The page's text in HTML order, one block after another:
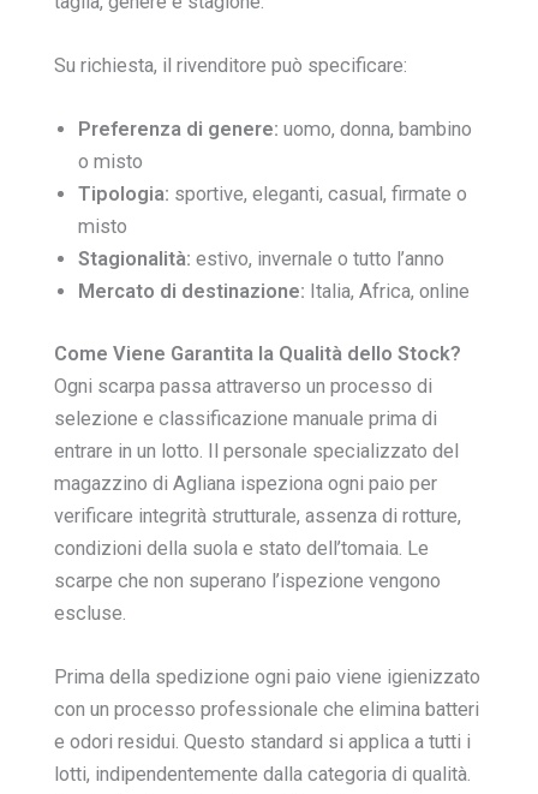
Su richiesta, il rivenditore può specificare:
Preferenza di genere: uomo, donna, bambino
o misto
Tipologia: sportive, eleganti, casual, firmate o
misto
Stagionalità: estivo, invernale o tutto l’anno
Mercato di destinazione: Italia, Africa, online
Come Viene Garantita la Qualità dello Stock?
Ogni scarpa passa attraverso un processo di
selezione e classificazione manuale prima di
entrare in un lotto. Il personale specializzato del
magazzino di Agliana ispeziona ogni paio per
verificare integrità strutturale, assenza di rotture,
condizioni della suola e stato dell’tomaia. Le
scarpe che non superano l’ispezione vengono
escluse.
Prima della spedizione ogni paio viene igienizzato
con un processo professionale che elimina batteri
e odori residui. Questo standard si applica a tutti i
lotti, indipendentemente dalla categoria di qualità.